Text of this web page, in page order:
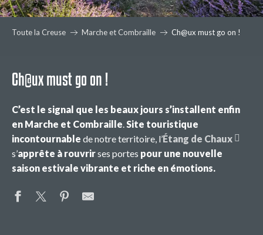
Toute la Creuse Marche et Combraille Ch@ux must go on !
Ch@ux must go on !
C’est le signal que les beaux jours s’installent enfin
en Marche et Combraille.Site touristique
incontournable de notre territoire, l’Étang de Chaux
s’apprête à rouvrirses portes pour une nouvelle
saison estivale vibrante et riche en émotions.